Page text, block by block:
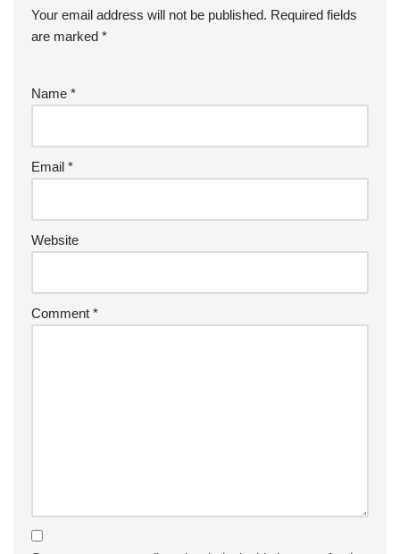
Your email address will not be published. Required fields
are marked *
Name *
Email *
Website
Comment *